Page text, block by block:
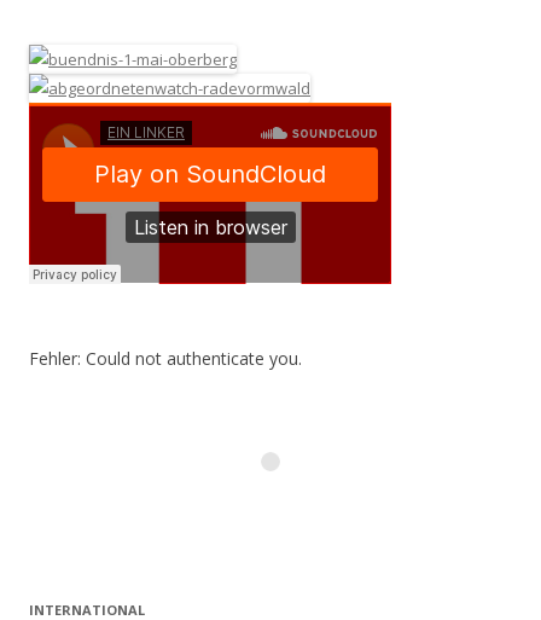
Fehler: Could not authenticate you.
INTERNATIONAL